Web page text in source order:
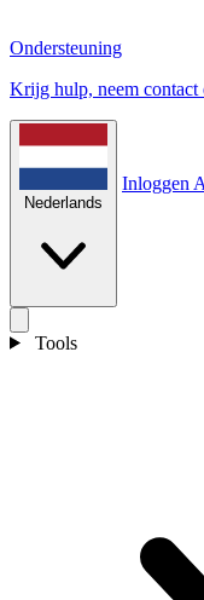
Ondersteuning
Krijg hulp, neem contact
Nederlands
Inloggen
Tools